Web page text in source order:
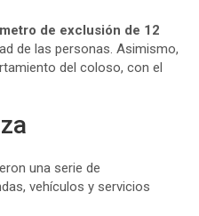
de exclusión de 12
de las personas. Asimismo,
del coloso, con el
una serie de
vehículos y servicios